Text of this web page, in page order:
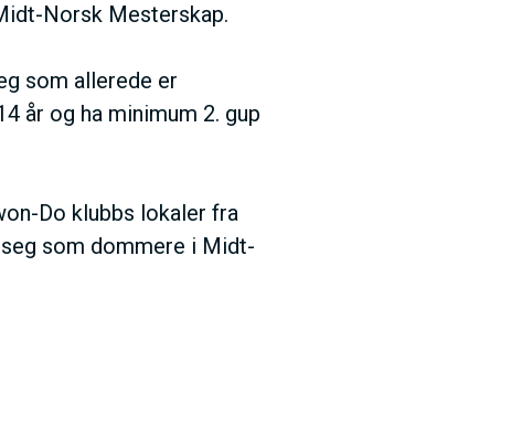
Norsk Mesterskap.
som allerede er
år og ha minimum 2. gup
Do klubbs lokaler fra
som dommere i Midt-